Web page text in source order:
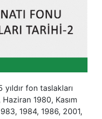
yıldır fon taslakları
Haziran 1980, Kasım
1984, 1986, 2001,